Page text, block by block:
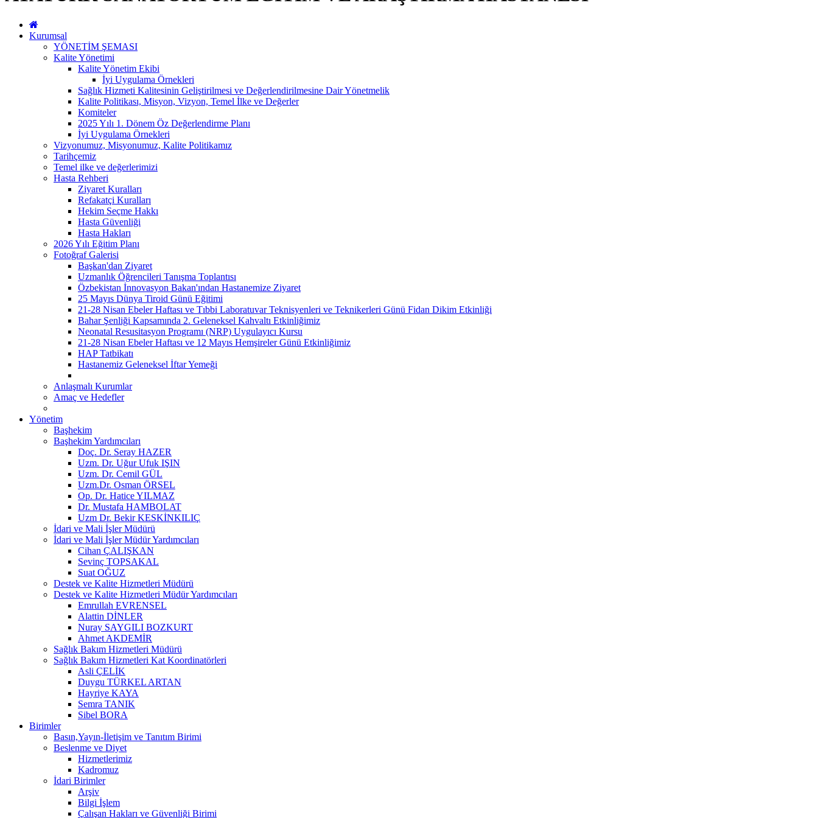
Kurumsal
YÖNETİM ŞEMASI
Kalite Yönetimi
Kalite Yönetim Ekibi
İyi Uygulama Örnekleri
Sağlık Hizmeti Kalitesinin Geliştirilmesi ve Değerlendirilmesine Dair Yönetmelik
Kalite Politikası, Misyon, Vizyon, Temel İlke ve Değerler
Komiteler
2025 Yılı 1. Dönem Öz Değerlendirme Planı
İyi Uygulama Örnekleri
Vizyonumuz, Misyonumuz, Kalite Politikamız
Tarihçemiz
Temel ilke ve değerlerimizi
Hasta Rehberi
Ziyaret Kuralları
Refakatçi Kuralları
Hekim Seçme Hakkı
Hasta Güvenliği
Hasta Hakları
2026 Yılı Eğitim Planı
Fotoğraf Galerisi
Başkan'dan Ziyaret
Uzmanlık Öğrencileri Tanışma Toplantısı
Özbekistan İnnovasyon Bakan'ından Hastanemize Ziyaret
25 Mayıs Dünya Tiroid Günü Eğitimi
21-28 Nisan Ebeler Haftası ve Tıbbi Laboratuvar Teknisyenleri ve Teknikerleri Günü Fidan Dikim Etkinliği
Bahar Şenliği Kapsamında 2. Geleneksel Kahvaltı Etkinliğimiz
Neonatal Resusitasyon Programı (NRP) Uygulayıcı Kursu
21-28 Nisan Ebeler Haftası ve 12 Mayıs Hemşireler Günü Etkinliğimiz
HAP Tatbikatı
Hastanemiz Geleneksel İftar Yemeği
Anlaşmalı Kurumlar
Amaç ve Hedefler
Yönetim
Başhekim
Başhekim Yardımcıları
Doç. Dr. Seray HAZER
Uzm. Dr. Uğur Ufuk IŞIN
Uzm. Dr. Cemil GÜL
Uzm.Dr. Osman ÖRSEL
Op. Dr. Hatice YILMAZ
Dr. Mustafa HAMBOLAT
Uzm Dr. Bekir KESKİNKILIÇ
İdari ve Mali İşler Müdürü
İdari ve Mali İşler Müdür Yardımcıları
Cihan ÇALIŞKAN
Sevinç TOPSAKAL
Suat OĞUZ
Destek ve Kalite Hizmetleri Müdürü
Destek ve Kalite Hizmetleri Müdür Yardımcıları
Emrullah EVRENSEL
Alattin DİNLER
Nuray SAYGILI BOZKURT
Ahmet AKDEMİR
Sağlık Bakım Hizmetleri Müdürü
Sağlık Bakım Hizmetleri Kat Koordinatörleri
Asli ÇELİK
Duygu TÜRKEL ARTAN
Hayriye KAYA
Semra TANIK
Sibel BORA
Birimler
Basın,Yayın-İletişim ve Tanıtım Birimi
Beslenme ve Diyet
Hizmetlerimiz
Kadromuz
İdari Birimler
Arşiv
Bilgi İşlem
Çalışan Hakları ve Güvenliği Birimi